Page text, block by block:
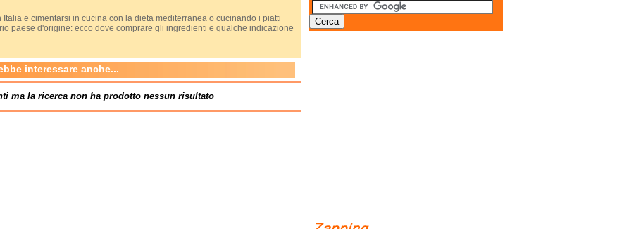
Italia e cimentarsi in cucina con la dieta mediterranea o cucinando i piatti
paese d'origine: ecco dove comprare gli ingredienti e qualche indicazione
interessare anche...
ma la ricerca non ha prodotto nessun risultato